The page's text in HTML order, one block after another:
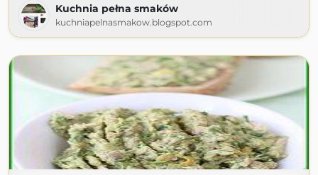
Kuchnia pełna smaków
kuchniapelnasmakow.blogspot.com